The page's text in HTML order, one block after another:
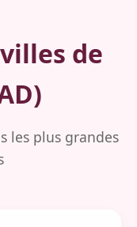
de
les plus grandes